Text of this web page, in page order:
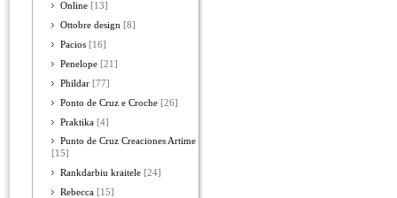
Online [13]
Ottobre design [8]
Pacios [16]
Penelope [21]
Phildar [77]
Ponto de Cruz e Croche [26]
Praktika [4]
Punto de Cruz Creaciones Artime
[15]
Rankdarbiu kraitele [24]
Rebecca [15]